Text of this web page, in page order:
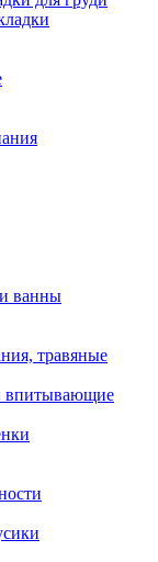
ванны
травяные
впитывающие